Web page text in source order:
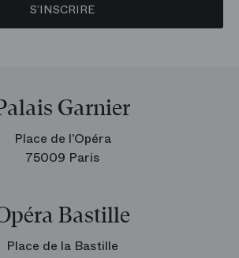
S’INSCRIRE
Garnier
Place de l’Opéra
75009 Paris
Bastille
Place de la Bastille